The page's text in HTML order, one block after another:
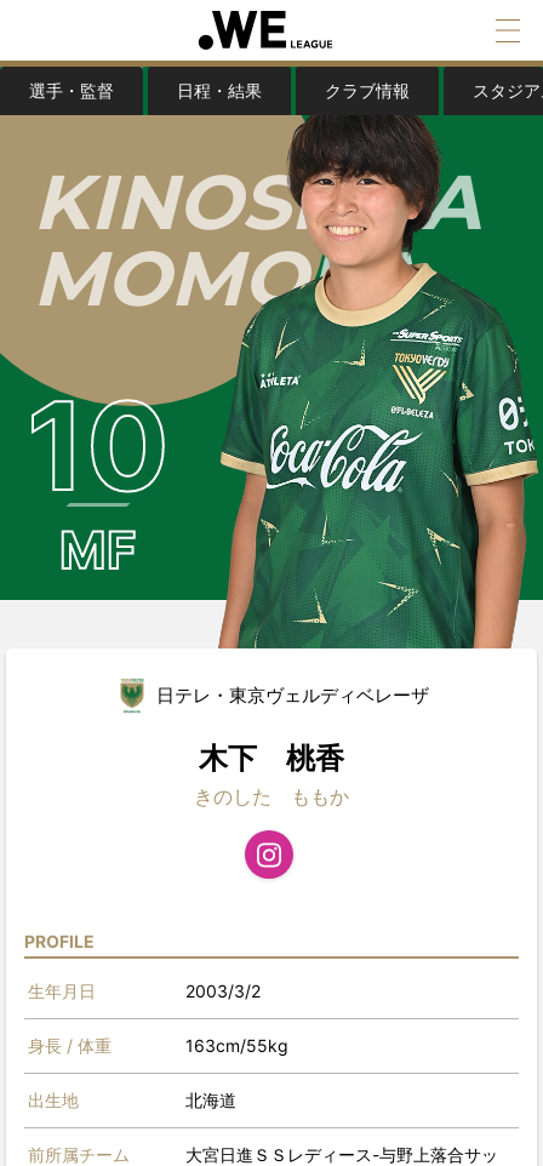
選手・監督 日程・結果 クラブ情報 スタジ
KINOSHITA
MOMOKA
10
MF
日テレ・東京ヴェルディベレーザ
木下 桃香
きのした ももか
PROFILE
生年月日 2003/3/2
身長 / 体重 163cm/55kg
出生地 北海道
前所属チーム
大宮日進ＳＳレディース-与野上落合サッ